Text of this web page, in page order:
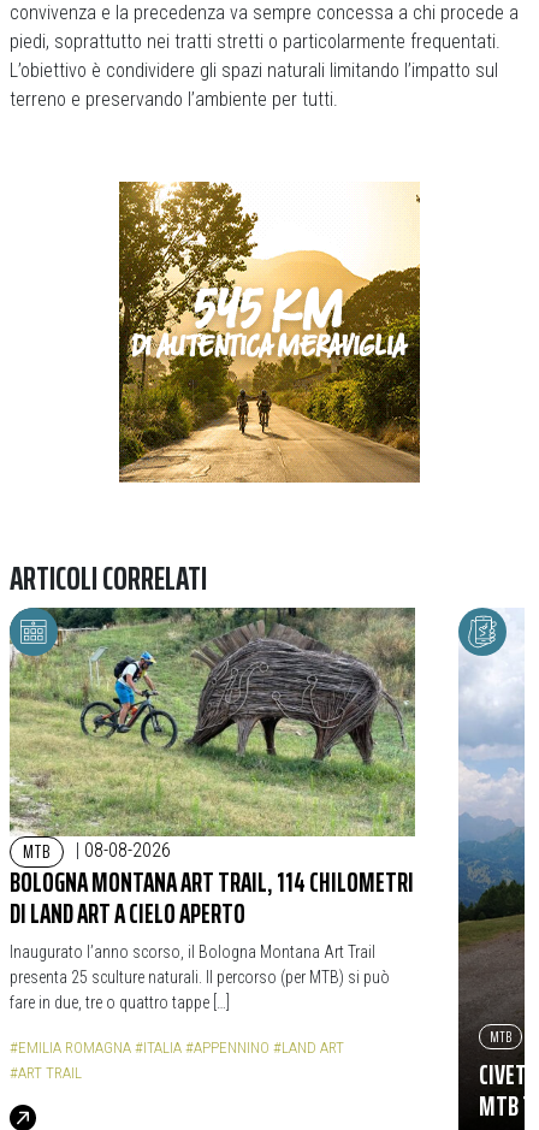
convivenza e la precedenza va sempre concessa a chi procede a
piedi, soprattutto nei tratti stretti o particolarmente frequentati.
L’obiettivo è condividere gli spazi naturali limitando l’impatto sul
terreno e preservando l’ambiente per tutti.
Previous
ARTICOLI CORRELATI
MTB | 08-08-2026
BOLOGNA MONTANA ART TRAIL, 114 CHILOMETRI
DI LAND ART A CIELO APERTO
Inaugurato l’anno scorso, il Bologna Montana Art Trail
presenta 25 sculture naturali. Il percorso (per MTB) si può
fare in due, tre o quattro tappe […]
#EMILIA ROMAGNA #ITALIA #APPENNINO #LAND ART
#ART TRAIL
MTB
MTB